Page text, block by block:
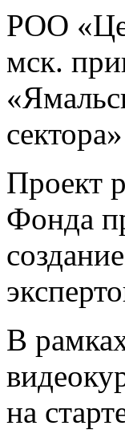
РОО
мск.
Проект
Фонда
В
на